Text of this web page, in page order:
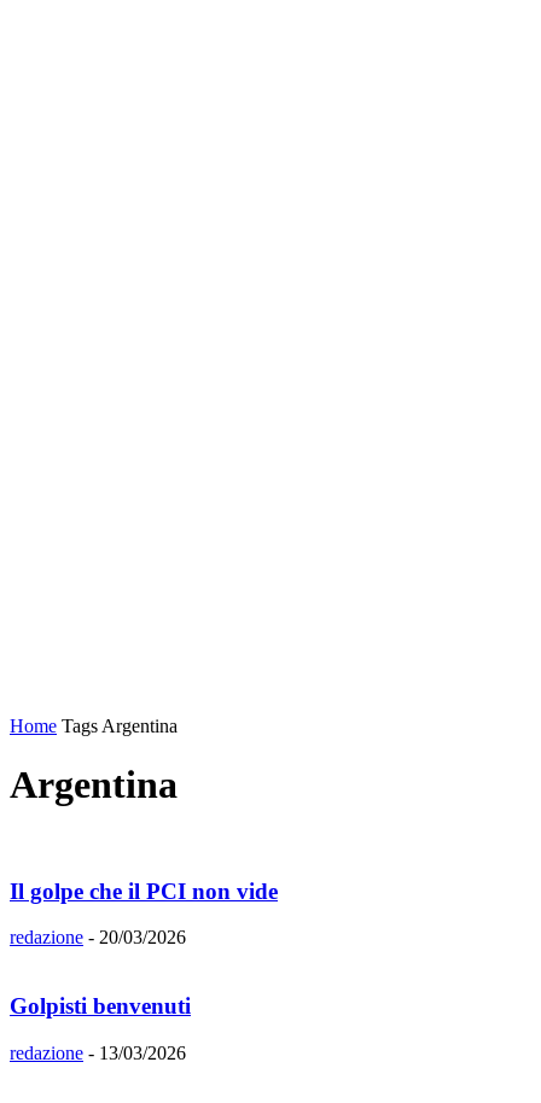
Home Tags Argentina
Argentina
Il golpe che il PCI non vide
redazione - 20/03/2026
Golpisti benvenuti
redazione - 13/03/2026